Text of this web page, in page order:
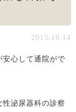
2015.10.14
安心して通院がで
泌尿器科の診察